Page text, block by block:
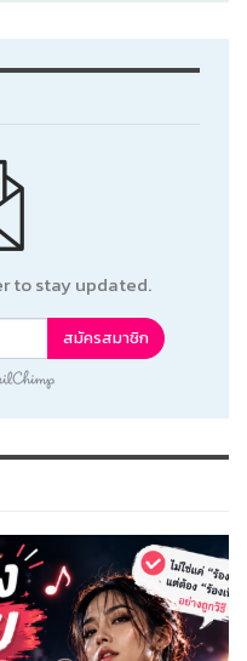
to stay updated.
สมัครสมาชิก